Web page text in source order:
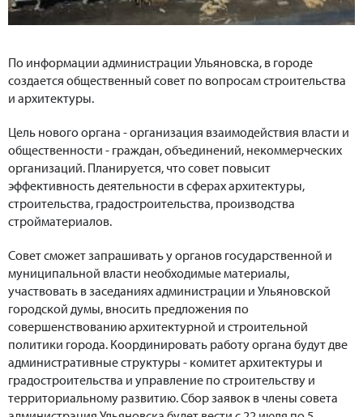
По информации администрации Ульяновска, в городе
создается общественный совет по вопросам строительства
и архитектуры.
Цель нового органа - организация взаимодействия власти и
общественности - граждан, объединений, некоммерческих
организаций. Планируется, что совет повысит
эффективность деятельности в сферах архитектуры,
строительства, градостроительства, производства
стройматериалов.
Совет сможет запрашивать у органов государственной и
муниципальной власти необходимые материалы,
участвовать в заседаниях администрации и Ульяновской
городской думы, вносить предложения по
совершенствованию архитектурной и строительной
политики города. Координировать работу органа будут две
административные структуры - комитет архитектуры и
градостроительства и управление по строительству и
территориальному развитию. Сбор заявок в члены совета